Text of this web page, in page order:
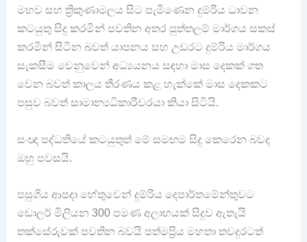
මහව සහ ත්‍රිකුණාමලය සිට පැමිණෙන දුම්රිය ධාවන
කටයුතු සිදු කරමින් පවතින අතර පුත්තලම් මාර්ගය සකස්
කරමින් සිටින බවත් යාපනය සහ උඩරට දුම්රිය මාර්ගය
සැකසීම වෙනුවෙන් අධ්‍යයනය සඳහා මාස දෙකක් ගත
වෙන බවත් කාලය තීරණය කළ හැක්කේ මාස දෙකකට
පසුව බවත් සාමාන්‍යධිකාරීවරයා කියා සිටියි.
සංඥා පද්ධතියේ කටයුතුත් මේ සමඟම සිදු කෙරෙන බවද
ඔහු පවසයි.
පසුගිය ආපදා හේතුවෙන් දුම්රිය දෙපාර්තමේන්තුවට
ඩොලර් මිලියන 300 පමණ අලාභයක් සිදුව ඇතැයි
තක්සේරුවක් පවතින බවයි පත්මප්‍රිය මහතා තවදුරටත්